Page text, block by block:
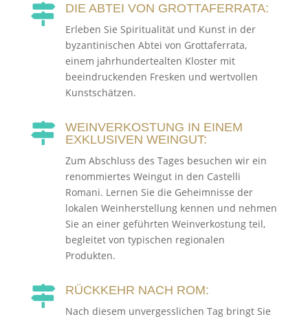
 DIE ABTEI VON GROTTAFERRATA:
Erleben Sie Spiritualität und Kunst in der
byzantinischen Abtei von Grottaferrata,
einem jahrhundertealten Kloster mit
beeindruckenden Fresken und wertvollen
Kunstschätzen.

WEINVERKOSTUNG IN EINEM
EXKLUSIVEN WEINGUT:
Zum Abschluss des Tages besuchen wir ein
renommiertes Weingut in den Castelli
Romani. Lernen Sie die Geheimnisse der
lokalen Weinherstellung kennen und nehmen
Sie an einer geführten Weinverkostung teil,
begleitet von typischen regionalen
Produkten.
 RÜCKKEHR NACH ROM:
Nach diesem unvergesslichen Tag bringt Sie